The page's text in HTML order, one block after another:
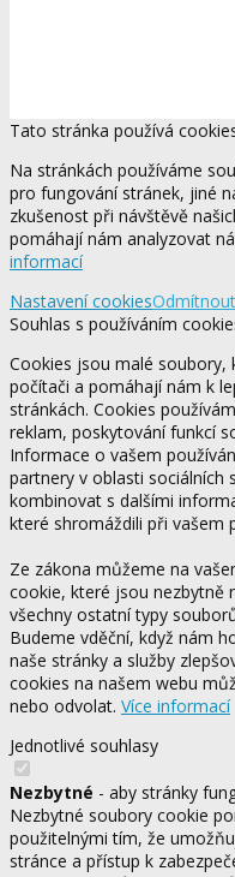
Tato stránka používá
Na stránkách používáme
pro fungování stránek, jiné
zkušenost při návštěvě
pomáhají nám analyzovat
informací
Nastavení cookies
Souhlas s používáním
Cookies jsou malé soubory,
počítači a pomáhají nám k
stránkách. Cookies
reklam, poskytování funkcí
Informace o vašem
partnery v oblasti sociálních
kombinovat s dalšími
které shromáždili při vašem
Ze zákona můžeme na
cookie, které jsou nezbytně
všechny ostatní typy
Budeme vděční, když nám
naše stránky a služby
cookies na našem webu
nebo odvolat. Více informací
Jednotlivé souhlasy
Nezbytné - aby stránky
Nezbytné soubory cookie
použitelnými tím, že
stránce a přístup k